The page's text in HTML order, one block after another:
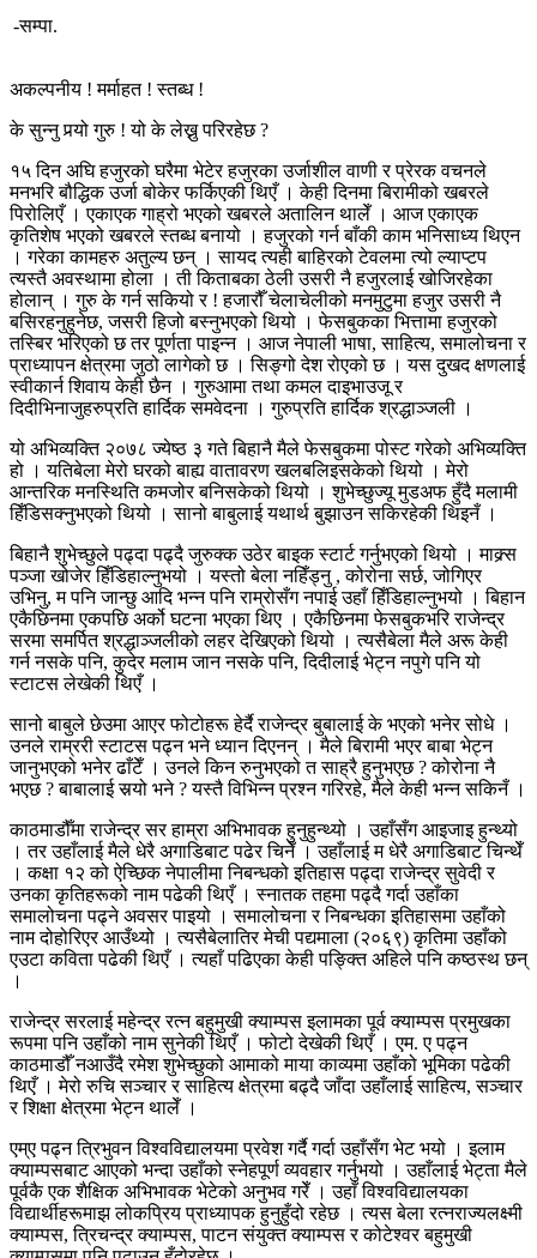
-सम्पा.
अकल्पनीय ! मर्माहत ! स्तब्ध !
के सुन्नु पर्‍यो गुरु ! यो के लेख्नु परिरहेछ ?
१५ दिन अघि हजुरको घरैमा भेटेर हजुरका उर्जाशील वाणी र प्रेरक वचनले
मनभरि बौद्धिक उर्जा बोकेर फर्किएकी थिएँ । केही दिनमा बिरामीको खबरले
पिरोलिएँ । एकाएक गाह्रो भएको खबरले अतालिन थालेँ । आज एकाएक
कृतिशेष भएको खबरले स्तब्ध बनायो । हजुरको गर्न बाँकी काम भनिसाध्य थिएन
। गरेका कामहरु अतुल्य छन् । सायद त्यही बाहिरको टेवलमा त्यो ल्याप्टप
त्यस्तै अवस्थामा होला । ती किताबका ठेली उसरी नै हजुरलाई खोजिरहेका
होलान् । गुरु के गर्न सकियो र ! हजारौँ चेलाचेलीको मनमुटुमा हजुर उसरी नै
बसिरहनुहुनेछ, जसरी हिजो बस्नुभएको थियो । फेसबुकका भित्तामा हजुरको
तस्बिर भरिएको छ तर पूर्णता पाइन्न । आज नेपाली भाषा, साहित्य, समालोचना र
प्राध्यापन क्षेत्रमा जुठो लागेको छ । सिङ्गो देश रोएको छ । यस दुखद क्षणलाई
स्वीकार्न शिवाय केही छैन । गुरुआमा तथा कमल दाइभाउजू र
दिदीभिनाजुहरुप्रति हार्दिक समवेदना । गुरुप्रति हार्दिक श्रद्धाञ्जली ।
यो अभिव्यक्ति २०७८ ज्येष्ठ ३ गते बिहानै मैले फेसबुकमा पोस्ट गरेको अभिव्यक्ति
हो । यतिबेला मेरो घरको बाह्य वातावरण खलबलिइसकेको थियो । मेरो
आन्तरिक मनस्थिति कमजोर बनिसकेको थियो । शुभेच्छुज्यू मुडअफ हुँदै मलामी
हिँडिसक्नुभएको थियो । सानो बाबुलाई यथार्थ बुझाउन सकिरहेकी थिइनँ ।
बिहानै शुभेच्छुले पढ्दा पढ्दै जुरुक्क उठेर बाइक स्टार्ट गर्नुभएको थियो । माक्र्स
पञ्जा खोजेर हिँडिहाल्नुभयो । यस्तो बेला नहिँड्नु , कोरोना सर्छ, जोगिएर
उभिनु, म पनि जान्छु आदि भन्न पनि राम्रोसँग नपाई उहाँ हिँडिहाल्नुभयो । बिहान
एकैछिनमा एकपछि अर्को घटना भएका थिए । एकैछिनमा फेसबुकभरि राजेन्द्र
सरमा समर्पित श्रद्धाञ्जलीको लहर देखिएको थियो । त्यसैबेला मैले अरू केही
गर्न नसके पनि, कुदेर मलाम जान नसके पनि, दिदीलाई भेट्न नपुगे पनि यो
स्टाटस लेखेकी थिएँ ।
सानो बाबुले छेउमा आएर फोटोहरू हेर्दै राजेन्द्र बुबालाई के भएको भनेर सोधे ।
उनले राम्ररी स्टाटस पढ्न भने ध्यान दिएनन् । मैले बिरामी भएर बाबा भेट्न
जानुभएको भनेर ढाँटेँ । उनले किन रुनुभएको त साह्रै हुनुभएछ ? कोरोना नै
भएछ ? बाबालाई सर्‍यो भने ? यस्तै विभिन्न प्रश्न गरिरहे, मैले केही भन्न सकिनँ ।
काठमाडौँमा राजेन्द्र सर हाम्रा अभिभावक हुनुहुन्थ्यो । उहाँसँग आइजाइ हुन्थ्यो
। तर उहाँलाई मैले धेरै अगाडिबाट पढेर चिनेँ । उहाँलाई म धेरै अगाडिबाट चिन्थेँ
। कक्षा १२ को ऐच्छिक नेपालीमा निबन्धको इतिहास पढ्दा राजेन्द्र सुवेदी र
उनका कृतिहरूको नाम पढेकी थिएँ । स्नातक तहमा पढ्दै गर्दा उहाँका
समालोचना पढ्ने अवसर पाइयो । समालोचना र निबन्धका इतिहासमा उहाँको
नाम दोहोरिएर आउँथ्यो । त्यसैबेलातिर मेची पद्यमाला (२०६९) कृतिमा उहाँको
एउटा कविता पढेकी थिएँ । त्यहाँ पढिएका केही पङ्क्ति अहिले पनि कष्ठस्थ छन्
।
राजेन्द्र सरलाई महेन्द्र रत्न बहुमुखी क्याम्पस इलामका पूर्व क्याम्पस प्रमुखका
रूपमा पनि उहाँको नाम सुनेकी थिएँ । फोटो देखेकी थिएँ । एम. ए पढ्न
काठमाडौँ नआउँदै रमेश शुभेच्छुको आमाको माया काव्यमा उहाँको भूमिका पढेकी
थिएँ । मेरो रुचि सञ्चार र साहित्य क्षेत्रमा बढ्दै जाँदा उहाँलाई साहित्य, सञ्चार
र शिक्षा क्षेत्रमा भेट्न थालेँ ।
एम्ए पढ्न त्रिभुवन विश्वविद्यालयमा प्रवेश गर्दै गर्दा उहाँसँग भेट भयो । इलाम
क्याम्पसबाट आएको भन्दा उहाँको स्नेहपूर्ण व्यवहार गर्नुभयो । उहाँलाई भेट्ता मैले
पूर्वकै एक शैक्षिक अभिभावक भेटेको अनुभव गरेँ । उहाँ विश्वविद्यालयका
विद्यार्थीहरूमाझ लोकप्रिय प्राध्यापक हुनुहुँदो रहेछ । त्यस बेला रत्नराज्यलक्ष्मी
क्याम्पस, त्रिचन्द्र क्याम्पस, पाटन संयुक्त क्याम्पस र कोटेश्वर बहुमुखी